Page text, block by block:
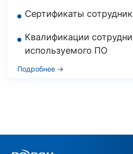
Сертификаты
Квалификации
используемого ПО
Подробнее →